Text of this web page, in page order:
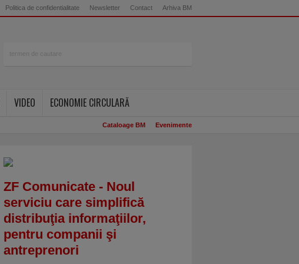
Politica de confidentialitate Newsletter Contact Arhiva BM
VIDEO
ECONOMIE CIRCULARĂ
Cataloage BM Evenimente
ZF Comunicate - Noul
serviciu care simplifică
distribuţia informaţiilor,
pentru companii şi
antreprenori